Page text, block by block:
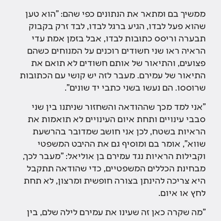
ממשיך בם ומתאר את הנתונים כפי שהם: "הוא טען
שהוא פעל לבדו, הגיע ברגל לבדו, לבד זרק בקבוק
תבערה וריסס כתובות לבדו, אבל בזמן אמת עדי
הראיה ראו שני חשודים רוכנים על המנוחים כשהם
פצועים, והתיאור של אותם חשודים לא תואם את
התיאור של עמירם. מעבר לזה יש קושי עם הכתובות
שרוססו. הם נעשו בשני כתבי יד שונים".
"אני למד מכך שההודאה והשחזור שניתנו בין שני
סבבי עינויים ותחת איום העינויים לא תואמות את
הראיות בשטח, לכן אני חושב שמדובר בהרשעת
שווא", אומר בם ומוסיף גם את ההיבט המשפטי
וקבילות הראיות נגד עמירם בן אוליאל: "מעבר לכך,
מבחינת הכללים המשפטיים, כדי שהודאה תתקבל
היא צריכה להינתן בצורה חופשית ומרצון, לא תחת
לחץ או איום.
"מה שקרה כאן זה שעינו את עמירם לילה שלם, בין